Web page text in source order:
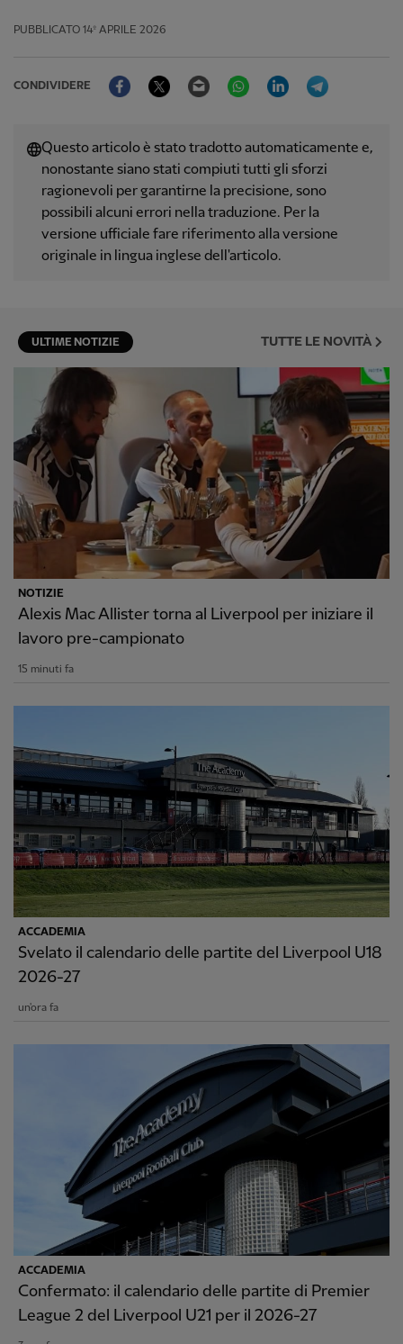
PUBBLICATO 14º APRILE 2026
CONDIVIDERE
FacebookTwitter Email WhatsAppLinkedIn
Questo articolo è stato tradotto automaticamente e,
nonostante siano stati compiuti tutti gli sforzi
ragionevoli per garantirne la precisione, sono
possibili alcuni errori nella traduzione. Per la
versione ufficiale fare riferimento alla versione
originale in lingua inglese dell'articolo.
ULTIME NOTIZIE TUTTE LE NOVITÀ
NOTIZIE
Alexis Mac Allister torna al Liverpool per iniziare il
lavoro pre-campionato
15 minuti fa
ACCADEMIA
Svelato il calendario delle partite del Liverpool U18
2026-27
un'ora fa
ACCADEMIA
Confermato: il calendario delle partite di Premier
League 2 del Liverpool U21 per il 2026-27